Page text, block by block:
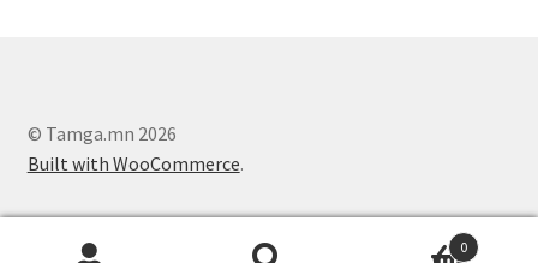
© Tamga.mn 2026
Built with WooCommerce.
0